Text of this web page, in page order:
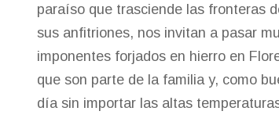
paraíso que trasciende las fronteras
sus anfitriones, nos invitan a pasar
imponentes forjados en hierro en
que son parte de la familia y, como
día sin importar las altas